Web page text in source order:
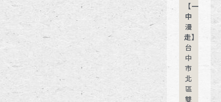
【一
中
漫
走】
台
中
市
北
區
雙